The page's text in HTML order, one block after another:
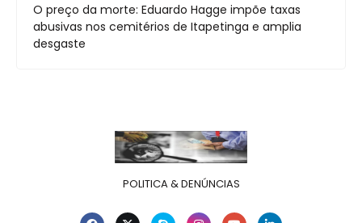
O preço da morte: Eduardo Hagge impõe taxas
abusivas nos cemitérios de Itapetinga e amplia
desgaste
POLITICA & DENÚNCIAS